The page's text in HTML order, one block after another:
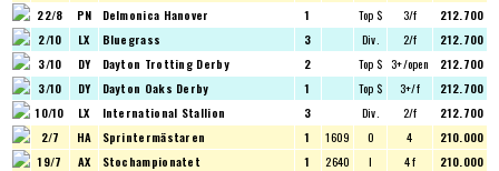
22/8
PN Delmonica Hanover 1 Top $ 3/f
212.700
2/10
LX Bluegrass 3 Div. 2/f
212.700
3/10
DY Dayton Trotting Derby 2 Top $ 3+/open
212.700
3/10
DY Dayton Oaks Derby 1 Top $ 3+/f
212.700
10/10
LX International Stallion 3 Div. 2/f
212.700
2/7
HA Sprintermästaren 1 1609 O 4
210.000
19/7
AX Stochampionatet 1 2640 I 4 f
210.000